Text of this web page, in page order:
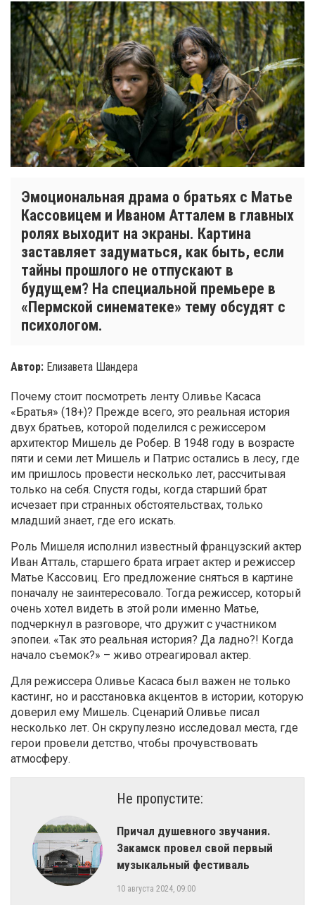
Эмоциональная драма о братьях с Матье
Кассовицем и Иваном Атталем в главных
ролях выходит на экраны. Картина
заставляет задуматься, как быть, если
тайны прошлого не отпускают в
будущем? На специальной премьере в
«Пермской синематеке» тему обсудят с
психологом.
Автор: Елизавета Шандера
Почему стоит посмотреть ленту Оливье Касаса
«Братья» (18+)? Прежде всего, это реальная история
двух братьев, которой поделился с режиссером
архитектор Мишель де Робер. В 1948 году в возрасте
пяти и семи лет Мишель и Патрис остались в лесу, где
им пришлось провести несколько лет, рассчитывая
только на себя. Спустя годы, когда старший брат
исчезает при странных обстоятельствах, только
младший знает, где его искать.
Роль Мишеля исполнил известный французский актер
Иван Атталь, старшего брата играет актер и режиссер
Матье Кассовиц. Его предложение сняться в картине
поначалу не заинтересовало. Тогда режиссер, который
очень хотел видеть в этой роли именно Матье,
подчеркнул в разговоре, что дружит с участником
эпопеи. «Так это реальная история? Да ладно?! Когда
начало съемок?» – живо отреагировал актер.
Для режиссера Оливье Касаса был важен не только
кастинг, но и расстановка акцентов в истории, которую
доверил ему Мишель. Сценарий Оливье писал
несколько лет. Он скрупулезно исследовал места, где
герои провели детство, чтобы прочувствовать
атмосферу.
Не пропустите:
Причал душевного звучания.
Закамск провел свой первый
музыкальный фестиваль
10 августа 2024, 09:00